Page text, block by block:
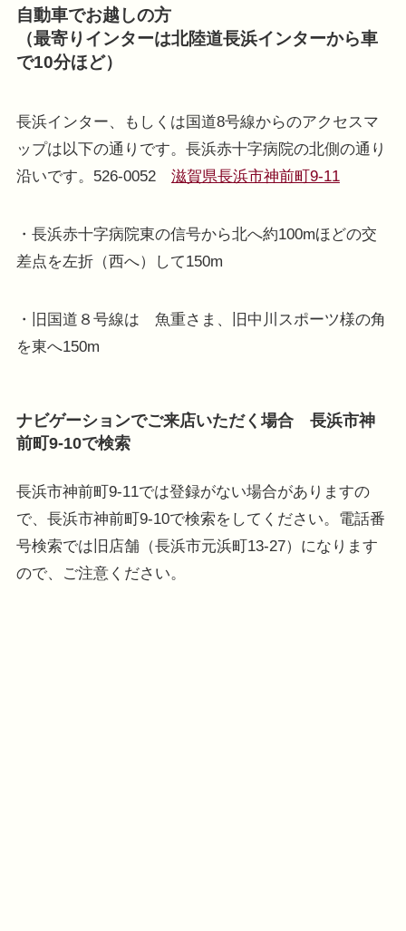
自動車でお越しの方
（最寄りインターは北陸道長浜インターから車
で10分ほど）
長浜インター、もしくは国道8号線からのアクセスマ
ップは以下の通りです。長浜赤十字病院の北側の通り
沿いです。526-0052 滋賀県長浜市神前町9-11
・長浜赤十字病院東の信号から北へ約100mほどの交
差点を左折（西へ）して150m
・旧国道８号線は 魚重さま、旧中川スポーツ様の角
を東へ150m
ナビゲーションでご来店いただく場合 長浜市神
前町9-10で検索
長浜市神前町9-11では登録がない場合がありますの
で、長浜市神前町9-10で検索をしてください。電話番
号検索では旧店舗（長浜市元浜町13-27）になります
ので、ご注意ください。